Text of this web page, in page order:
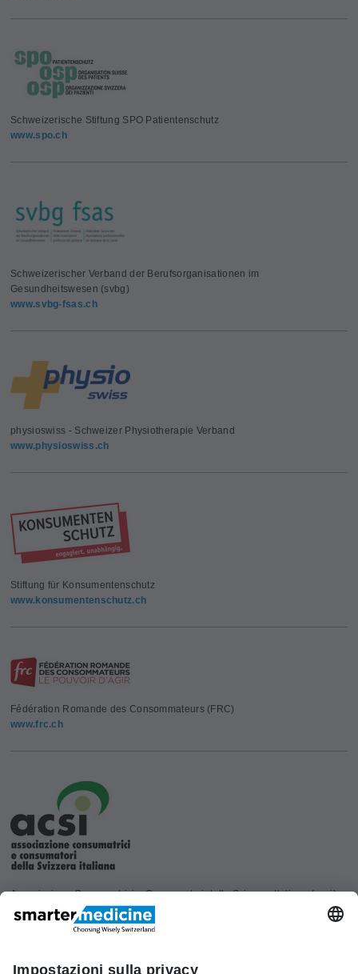
Schweizerische Stiftung SPO Patientenschutz
www.spo.ch
Schweizerischer Verband der Berufsorganisationen im
Gesundheitswesen (svbg)
www.svbg-fsas.ch
physioswiss - Schweizer Physiotherapie Verband
www.physioswiss.ch
Stiftung für Konsumentenschutz
www.konsumentenschutz.ch
Fédération Romande des Consommateurs (FRC)
www.frc.ch
Associazione Consumatrici e Consumatori della Svizzera Italiana (acsi)
www.acsi.ch